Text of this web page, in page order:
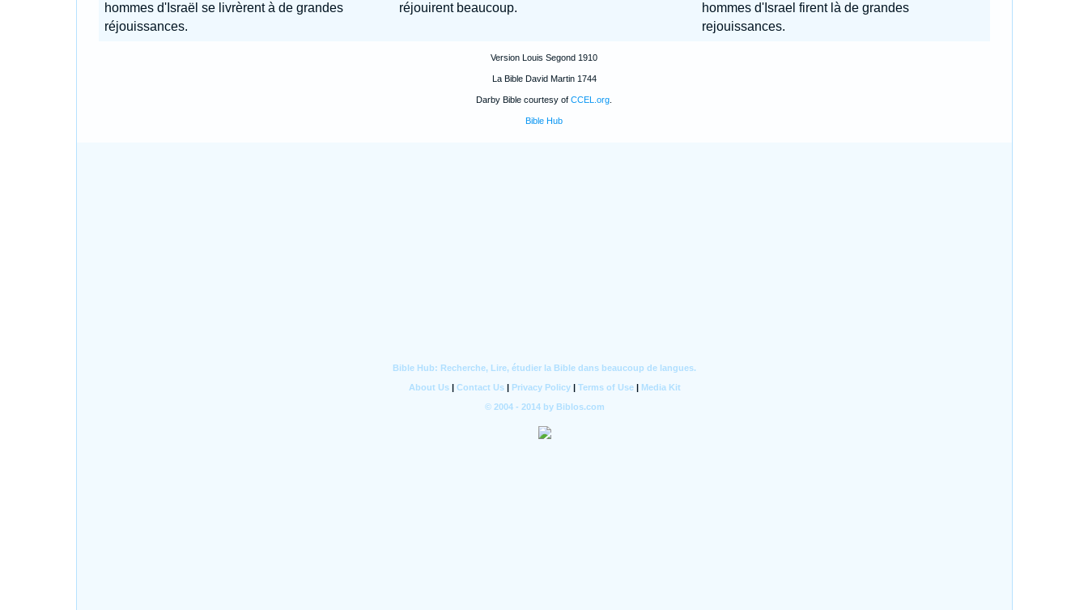
hommes d'Israël se livrèrent à de grandes
réjouissances.
réjouirent beaucoup.
hommes d'Israel firent là de grandes
rejouissances.
Version Louis Segond 1910
La Bible David Martin 1744
Darby Bible courtesy of CCEL.org
Bible Hub